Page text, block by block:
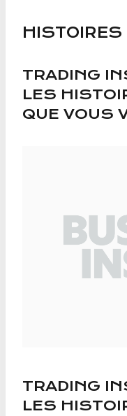
TRADING
LES
QUE VOUS
TRADING
LES